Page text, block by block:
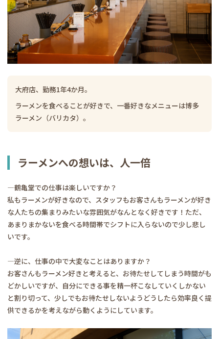
大府店、勤務1年4か月。
ラーメンを食べることが好きで、一番好きなメニューは博多
ラーメン（バリカタ）。
ラーメンへの想いは、人一倍
―鶴亀堂での仕事は楽しいですか？
私もラーメンが好きなので、スタッフもお客さんもラーメンが好き
な人たちの集まりみたいな雰囲気がなんとなく好きです！ただ、
あまりまかないを食べる時間帯でシフトに入らないので少し悲し
いです。
―逆に、仕事の中で大変なことはありますか？
お客さんもラーメン好きと考えると、お待たせしてしまう時間がも
どかしいですが、自分にできる事を精一杯こなしていくしかない
と割り切って、少しでもお待たせしないようどうしたら効率良く提
供できるかを考えながら動くようにしています。